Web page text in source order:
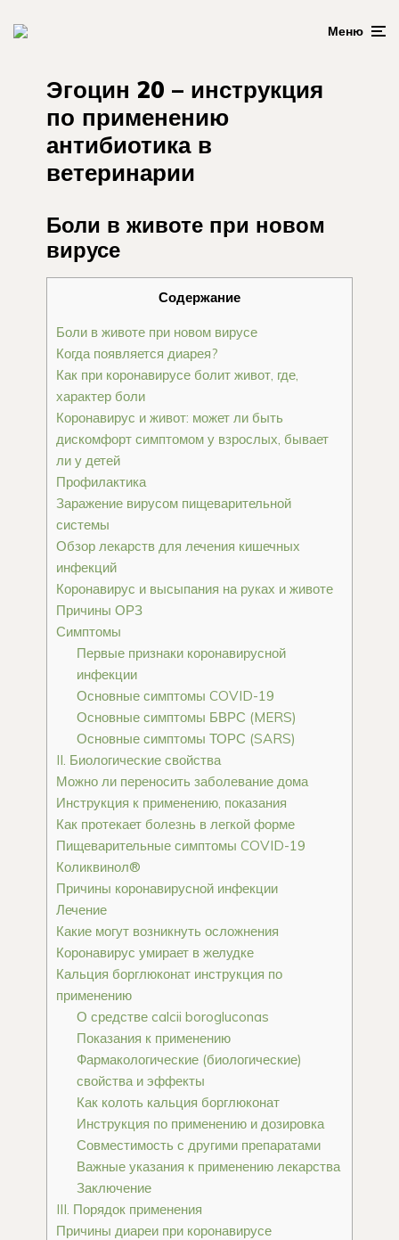
Меню
Эгоцин 20 – инструкция
по применению
антибиотика в
ветеринарии
Боли в животе при новом
вирусе
Содержание
Боли в животе при новом вирусе
Когда появляется диарея?
Как при коронавирусе болит живот, где,
характер боли
Коронавирус и живот: может ли быть
дискомфорт симптомом у взрослых, бывает
ли у детей
Профилактика
Заражение вирусом пищеварительной
системы
Обзор лекарств для лечения кишечных
инфекций
Коронавирус и высыпания на руках и животе
Причины ОРЗ
Симптомы
Первые признаки коронавирусной
инфекции
Основные симптомы COVID-19
Основные симптомы БВРС (MERS)
Основные симптомы ТОРС (SARS)
II. Биологические свойства
Можно ли переносить заболевание дома
Инструкция к применению, показания
Как протекает болезнь в легкой форме
Пищеварительные симптомы COVID-19
Коликвинол®
Причины коронавирусной инфекции
Лечение
Какие могут возникнуть осложнения
Коронавирус умирает в желудке
Кальция борглюконат инструкция по
применению
О средстве calcii borogluconas
Показания к применению
Фармакологические (биологические)
свойства и эффекты
Как колоть кальция борглюконат
Инструкция по применению и дозировка
Совместимость с другими препаратами
Важные указания к применению лекарства
Заключение
III. Порядок применения
Причины диареи при коронавирусе